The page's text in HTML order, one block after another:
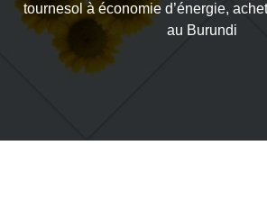
tournesol à économie d’énergie,
au Burundi